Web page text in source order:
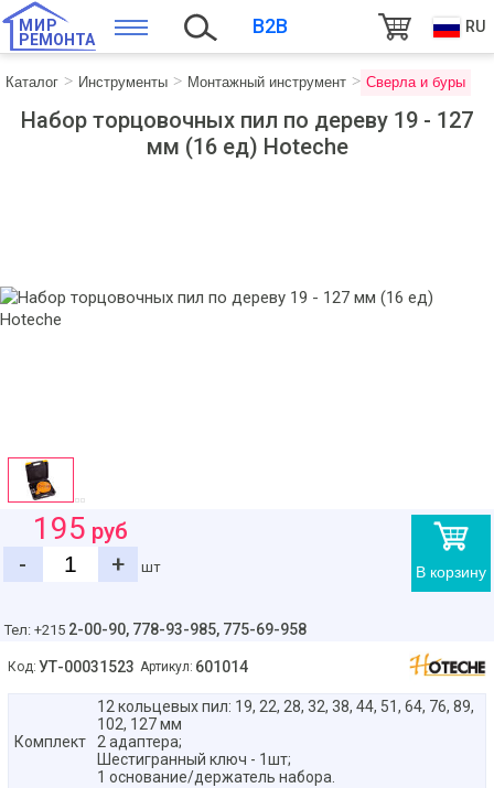
МИР
РЕМОНТА
B2B RU
Каталог Инструменты Монтажный инструмент Сверла и буры
Набор торцовочных пил по дереву 19 - 127
мм (16 ед) Hoteche
В корзину
195 руб
-
+ шт
Тел: +215 2-00-90, 778-93-985, 775-69-958
Код: УТ-00031523 Артикул: 601014
Комплект
12 кольцевых пил: 19, 22, 28, 32, 38, 44, 51, 64, 76, 89,
102, 127 мм
2 адаптера;
Шестигранный ключ - 1шт;
1 основание/держатель набора.